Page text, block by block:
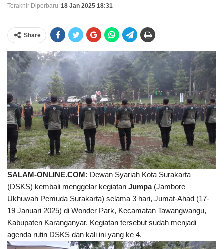
Terakhir Diperbaru 18 Jan 2025 18:31
Share
SALAM-ONLINE.COM: Dewan Syariah Kota Surakarta
(DSKS) kembali menggelar kegiatan Jumpa(Jambore
Ukhuwah Pemuda Surakarta) selama 3 hari, Jumat-Ahad (17-
19 Januari 2025) di Wonder Park, Kecamatan Tawangwangu,
Kabupaten Karanganyar. Kegiatan tersebut sudah menjadi
agenda rutin DSKS dan kali ini yang ke 4.